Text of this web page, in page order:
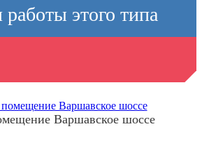
этого типа
Варшавское шоссе